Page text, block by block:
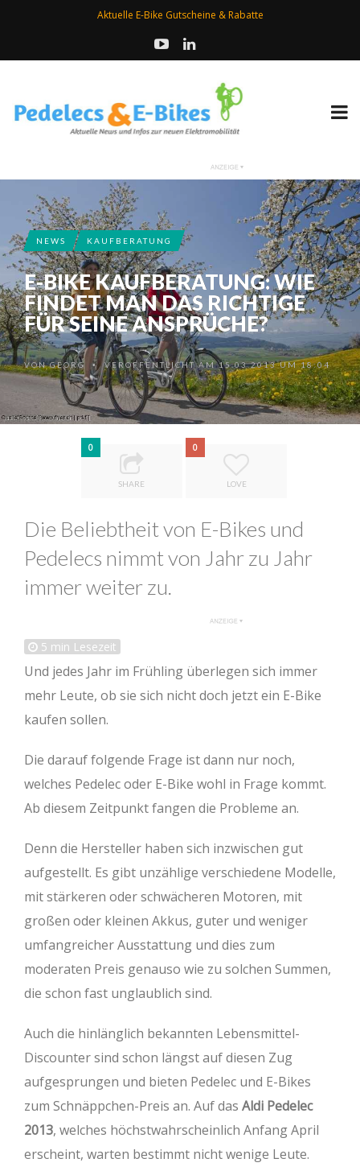
Aktuelle E-Bike Gutscheine & Rabatte
NEWS KAUFBERATUNG
E-BIKE KAUFBERATUNG: WIE
FINDET MAN DAS RICHTIGE
FÜR SEINE ANSPRÜCHE?
VONGEORG •VERÖFFENTLICHT AM 15.03.2013 UM 18:04
0
SHARE
0
LOVE
Die Beliebtheit von E-Bikes und
Pedelecs nimmt von Jahr zu Jahr
immer weiter zu.
5 min Lesezeit
Und jedes Jahr im Frühling überlegen sich immer
mehr Leute, ob sie sich nicht doch jetzt ein E-Bike
kaufen sollen.
Die darauf folgende Frage ist dann nur noch,
welches Pedelec oder E-Bike wohl in Frage kommt.
Ab diesem Zeitpunkt fangen die Probleme an.
Denn die Hersteller haben sich inzwischen gut
aufgestellt. Es gibt unzählige verschiedene Modelle,
mit stärkeren oder schwächeren Motoren, mit
großen oder kleinen Akkus, guter und weniger
umfangreicher Ausstattung und dies zum
moderaten Preis genauso wie zu solchen Summen,
die schon fast unglaublich sind.
Auch die hinlänglich bekannten Lebensmittel-
Discounter sind schon längst auf diesen Zug
aufgesprungen und bieten Pedelec und E-Bikes
zum Schnäppchen-Preis an. Auf das Aldi Pedelec
2013, welches höchstwahrscheinlich Anfang April
erscheint, warten bestimmt nicht wenige Leute.